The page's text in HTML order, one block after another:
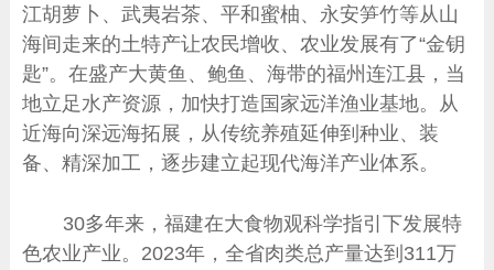
江胡萝卜、武夷岩茶、平和蜜柚、永安笋竹等从山
海间走来的土特产让农民增收、农业发展有了“金钥
匙”。在盛产大黄鱼、鲍鱼、海带的福州连江县，当
地立足水产资源，加快打造国家远洋渔业基地。从
近海向深远海拓展，从传统养殖延伸到种业、装
备、精深加工，逐步建立起现代海洋产业体系。
30多年来，福建在大食物观科学指引下发展特
色农业产业。2023年，全省肉类总产量达到311万